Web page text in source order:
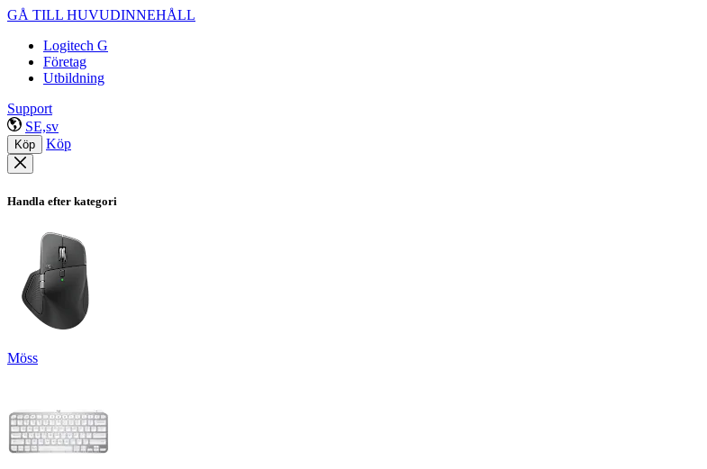
GÅ TILL HUVUDINNEHÅLL
Logitech G
Företag
Utbildning
Support
SE,sv
Köp Köp
Handla efter kategori
Möss